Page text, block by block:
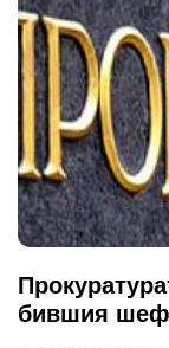
бившия шеф